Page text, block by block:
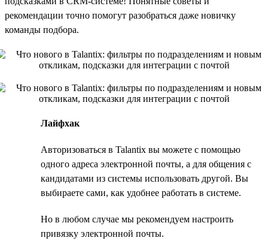
рекомендации точно помогут разобраться даже новичку
команды подбора.
Лайфхак
Авторизоваться в Talantix вы можете с помощью
одного адреса электронной почты, а для общения с
кандидатами из системы использовать другой. Вы
выбираете сами, как удобнее работать в системе.
Но в любом случае мы рекомендуем настроить
привязку электронной почты.